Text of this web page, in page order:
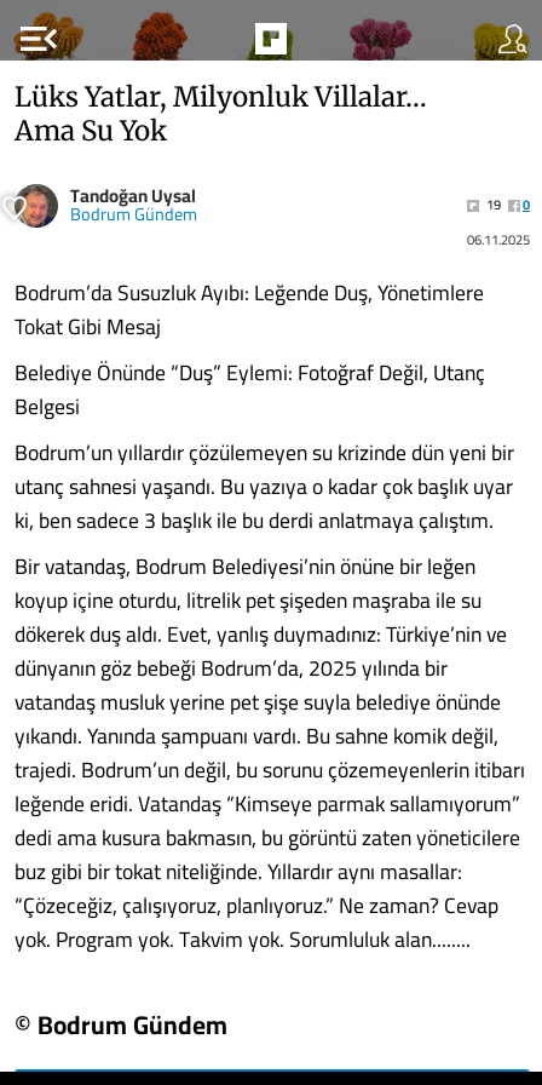
menu_open
Lüks Yatlar, Milyonluk Villalar…
Ama Su Yok
Tandoğan Uysal
Bodrum Gündem 19
0
06.11.2025
Bodrum’da Susuzluk Ayıbı: Leğende Duş, Yönetimlere
Tokat Gibi Mesaj
Belediye Önünde “Duş” Eylemi: Fotoğraf Değil, Utanç
Belgesi
Bodrum’un yıllardır çözülemeyen su krizinde dün yeni bir
utanç sahnesi yaşandı. Bu yazıya o kadar çok başlık uyar
ki, ben sadece 3 başlık ile bu derdi anlatmaya çalıştım.
Bir vatandaş, Bodrum Belediyesi’nin önüne bir leğen
koyup içine oturdu, litrelik pet şişeden maşraba ile su
dökerek duş aldı. Evet, yanlış duymadınız: Türkiye’nin ve
dünyanın göz bebeği Bodrum’da, 2025 yılında bir
vatandaş musluk yerine pet şişe suyla belediye önünde
yıkandı. Yanında şampuanı vardı. Bu sahne komik değil,
trajedi. Bodrum’un değil, bu sorunu çözemeyenlerin itibarı
leğende eridi. Vatandaş “Kimseye parmak sallamıyorum”
dedi ama kusura bakmasın, bu görüntü zaten yöneticilere
buz gibi bir tokat niteliğinde. Yıllardır aynı masallar:
“Çözeceğiz, çalışıyoruz, planlıyoruz.” Ne zaman? Cevap
yok. Program yok. Takvim yok. Sorumluluk alan........
© Bodrum Gündem